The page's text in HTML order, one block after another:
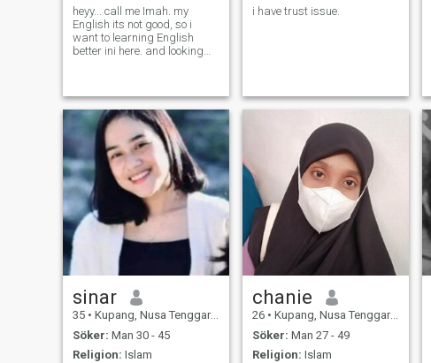
heyy... call me Imah. my
English its not good, so i
want to learning English
better ini here. and looking
i have trust issue.
sinar
35 • Kupang, Nusa Tenggara Timur, Indonesien
Söker: Man 30 - 45
Religion: Islam
chanie
26 • Kupang, Nusa Tenggara Timur, Indonesien
Söker: Man 27 - 49
Religion: Islam